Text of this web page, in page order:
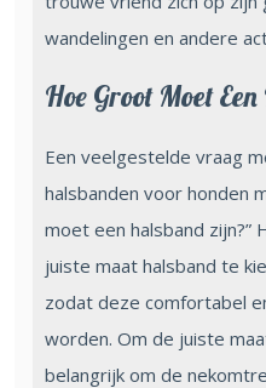
wandelingen en andere
Hoe Groot Moet
Een veelgestelde vraag
halsbanden voor honden
moet een halsband zijn?”
juiste maat halsband te
zodat deze comfortabel
worden. Om de juiste
belangrijk om de